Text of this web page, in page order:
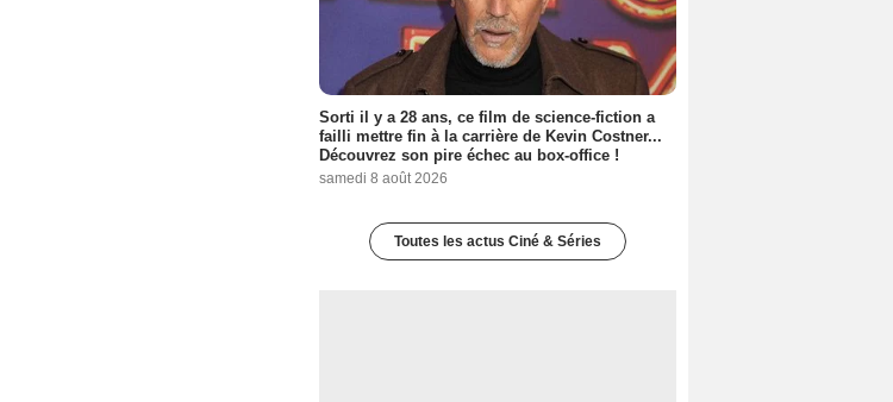
Sorti il y a 28 ans, ce film de science-fiction a
failli mettre fin à la carrière de Kevin Costner...
Découvrez son pire échec au box-office !
samedi 8 août 2026
Toutes les actus Ciné & Séries